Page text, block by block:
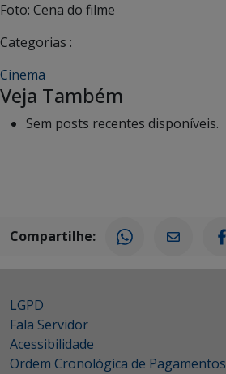
Foto: Cena do filme
Categorias :
Cinema
Veja Também
Sem posts recentes disponíveis.
Compartilhe:
LGPD
Fala Servidor
Acessibilidade
Ordem Cronológica de Pagamentos